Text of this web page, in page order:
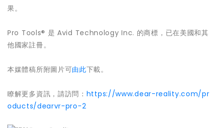
果。
Pro Tools® 是 Avid Technology Inc. 的商標，已在美國和其
他國家註冊。
本媒體稿所附圖片可由此下載。
瞭解更多資訊，請訪問： https://www.dear-reality.com/pr
oducts/dearvr-pro-2